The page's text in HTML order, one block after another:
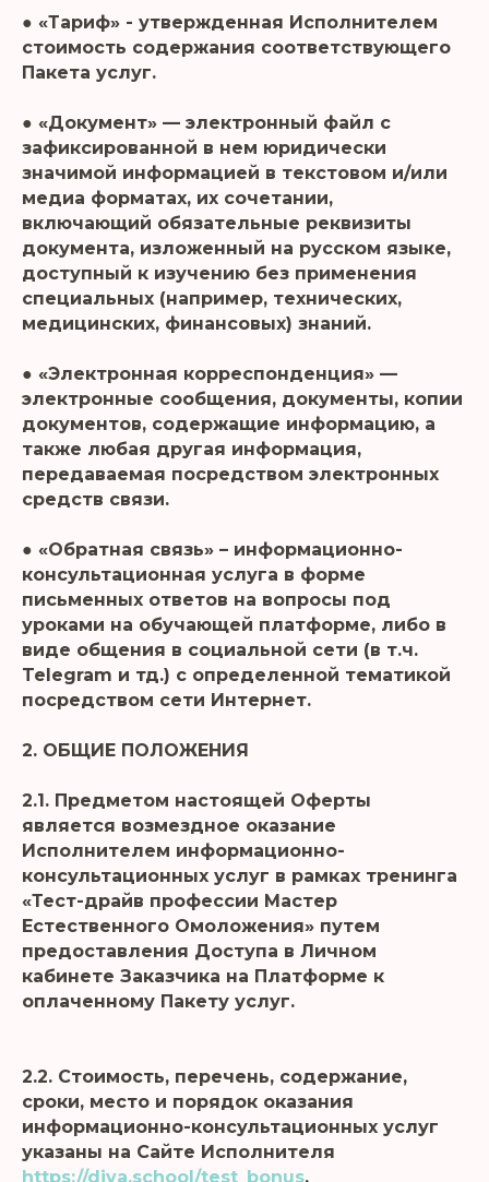
● «Тариф» - утвержденная Исполнителем
стоимость содержания соответствующего
Пакета услуг.
● «Документ» — электронный файл с
зафиксированной в нем юридически
значимой информацией в текстовом и/или
медиа форматах, их сочетании,
включающий обязательные реквизиты
документа, изложенный на русском языке,
доступный к изучению без применения
специальных (например, технических,
медицинских, финансовых) знаний.
● «Электронная корреспонденция» —
электронные сообщения, документы, копии
документов, содержащие информацию, а
также любая другая информация,
передаваемая посредством электронных
средств связи.
● «Обратная связь» – информационно-
консультационная услуга в форме
письменных ответов на вопросы под
уроками на обучающей платформе, либо в
виде общения в социальной сети (в т.ч.
Telegram и тд.) с определенной тематикой
посредством сети Интернет.
2. ОБЩИЕ ПОЛОЖЕНИЯ
2.1. Предметом настоящей Оферты
является возмездное оказание
Исполнителем информационно-
консультационных услуг в рамках тренинга
«Тест-драйв профессии Мастер
Естественного Омоложения» путем
предоставления Доступа в Личном
кабинете Заказчика на Платформе к
оплаченному Пакету услуг.
2.2. Стоимость, перечень, содержание,
сроки, место и порядок оказания
информационно-консультационных услуг
указаны на Сайте Исполнителя
https://diva.school/test_bonus,